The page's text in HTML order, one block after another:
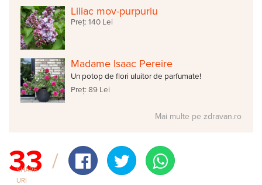
Liliac mov-purpuriu
Preț: 140 Lei
Madame Isaac Pereire
Un potop de flori uluitor de parfumate!
Preț: 89 Lei
Mai multe pe zdravan.ro
33
SHARE-
URI